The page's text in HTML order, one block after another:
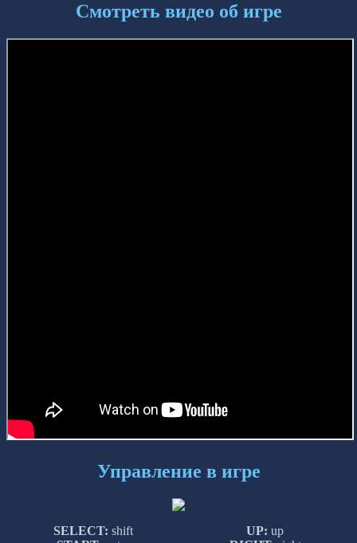
Смотреть видео об игре
Управление в игре
SELECT: shift
UP: up